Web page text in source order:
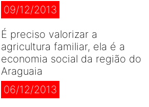
09/12/2013
É preciso valorizar a
agricultura familiar, ela é a
economia social da região do
Araguaia
06/12/2013